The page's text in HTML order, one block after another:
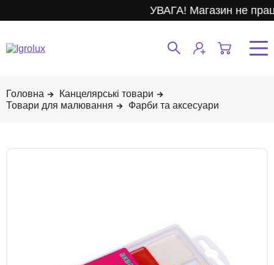
УВАГА! Магазин не
Канцелярські товари
Товари для малювання
Фарби та аксесуари